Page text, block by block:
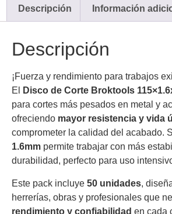
Descripción Información
Descripción
¡Fuerza y rendimiento para trabajos
El
Disco de Corte Broktools
para cortes más pesados en metal y
ofreciendo mayor resistencia y vida
comprometer la calidad del acabado.
1.6mm permite trabajar con más
durabilidad, perfecto para uso
Este pack incluye 50 unidades,
herrerías, obras y profesionales que
rendimiento y confiabilidad en cada